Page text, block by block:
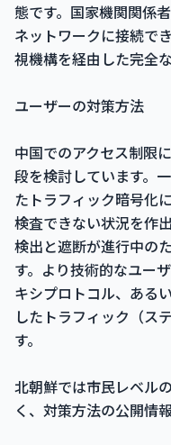
態です。国家機関関係
ネットワークに接続で
視機構を経由した完全
ユーザーの対策方法
中国でのアクセス制限
段を検討しています。
たトラフィック暗号化
検査できない状況を作
検出と遮断が進行中の
す。より技術的なユー
キシプロトコル、ある
したトラフィック（ス
す。
北朝鮮では市民レベル
く、対策方法の公開情